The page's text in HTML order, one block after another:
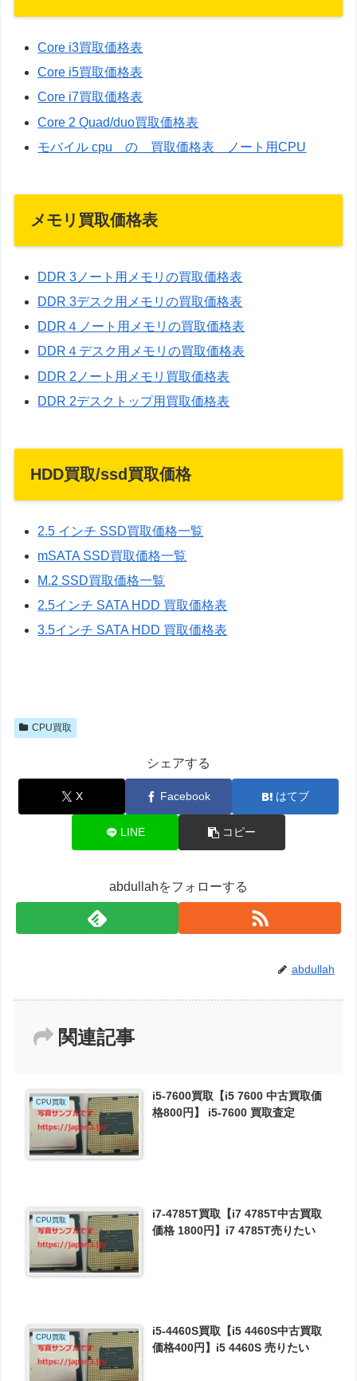
Core i3買取価格表
Core i5買取価格表
Core i7買取価格表
Core 2 Quad/duo買取価格表
モバイル cpu の 買取価格表 ノート用CPU
メモリ買取価格表
DDR 3ノート用メモリの買取価格表
DDR 3デスク用メモリの買取価格表
DDR４ノート用メモリの買取価格表
DDR４デスク用メモリの買取価格表
DDR 2ノート用メモリ買取価格表
DDR 2デスクトップ用買取価格表
HDD買取/ssd買取価格
2.5 インチ SSD買取価格一覧
mSATA SSD買取価格一覧
M.2 SSD買取価格一覧
2.5インチ SATA HDD 買取価格表
3.5インチ SATA HDD 買取価格表
CPU買取
シェアする
X Facebook はてブ
LINE コピー
abdullahをフォローする
abdullah
関連記事
CPU買取
i5-7600買取【i5 7600 中古買取価
格800円】 i5-7600 買取査定
CPU買取
i7-4785T買取【i7 4785T中古買取
価格 1800円】i7 4785T売りたい
CPU買取
i5-4460S買取【i5 4460S中古買取
価格400円】i5 4460S 売りたい